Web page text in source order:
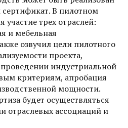
В пилотном
участие трех отраслей:
и мебельная
озвучил цели пилотного
проекта,
индустриальной
критериям, апробация
мощности.
будет осуществляться
отраслевых ассоциаций и